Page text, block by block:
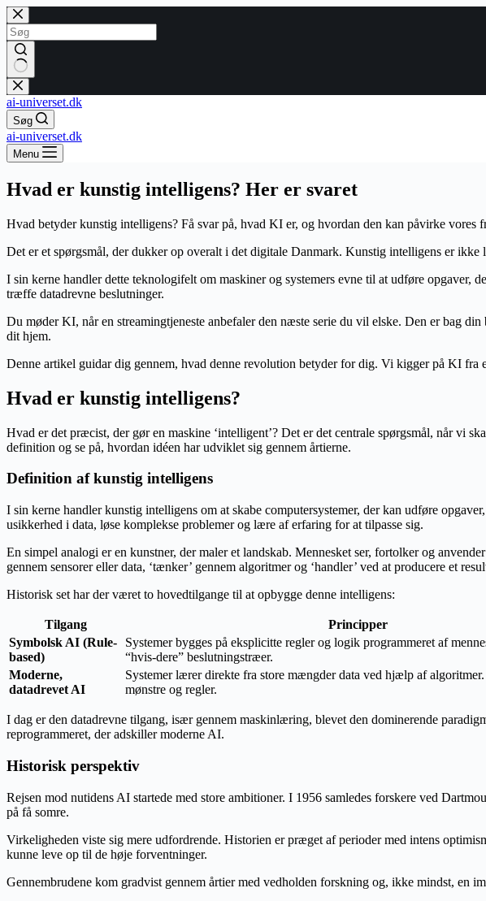
Fortsæt
til
indhold
Ingen
resultater
ai-universet.dk
Søg
ai-universet.dk
Menu
Hvad er kunstig intelligens? Her er svaret
Hvad betyder kunstig intelligens? Få svar på, hvad KI er, og hvordan den kan påvirke vores
Det er et spørgsmål, der dukker op overalt i det digitale Danmark. Kunstig intelligens er
I sin kerne handler dette teknologifelt om maskiner og systemers evne til at udføre
træffe datadrevne beslutninger.
Du møder KI, når en streamingtjeneste anbefaler den næste serie du vil elske. Den er bag
dit hjem.
Denne artikel guidar dig gennem, hvad denne revolution betyder for dig. Vi kigger på KI
Hvad er kunstig intelligens?
Hvad er det præcist, der gør en maskine ‘intelligent’? Det er det centrale spørgsmål, når vi
definition og se på, hvordan idéen har udviklet sig gennem årtierne.
Definition af kunstig intelligens
I sin kerne handler kunstig intelligens om at skabe computersystemer, der kan udføre
usikkerhed i data, løse komplekse problemer og lære af erfaring for at tilpasse sig.
En simpel analogi er en kunstner, der maler et landskab. Mennesket ser, fortolker og
gennem sensorer eller data, ‘tænker’ gennem algoritmer og ‘handler’ ved at producere et
Historisk set har der været to hovedtilgange til at opbygge denne intelligens:
Tilgang Principper
Symbolsk AI (Rule-
based)
Systemer bygges på eksplicitte regler og logik programmeret af
“hvis-dere” beslutningstræer.
Moderne,
datadrevet AI
Systemer lærer direkte fra store mængder data ved hjælp af
mønstre og regler.
I dag er den datadrevne tilgang, især gennem maskinlæring, blevet den dominerende
reprogrammeret, der adskiller moderne AI.
Historisk perspektiv
Rejsen mod nutidens AI startede med store ambitioner. I 1956 samledes forskere ved
på få somre.
Virkeligheden viste sig mere udfordrende. Historien er præget af perioder med intens
kunne leve op til de høje forventninger.
Gennembrudene kom gradvist gennem årtier med vedholden forskning og, ikke mindst, en